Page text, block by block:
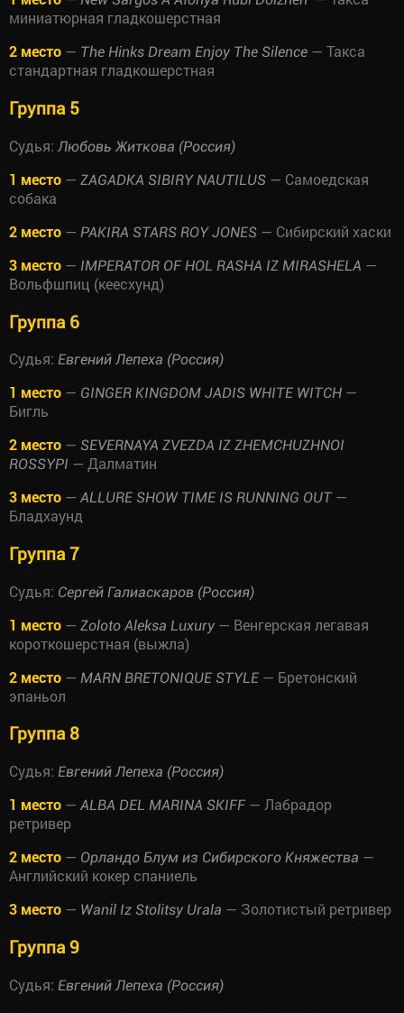
миниатюрная гладкошерстная
2 место — The Hinks Dream Enjoy The Silence — Такса
стандартная гладкошерстная
Группа 5
Судья: Любовь Житкова (Россия)
1 место — ZAGADKA SIBIRY NAUTILUS — Самоедская
собака
2 место — PAKIRA STARS ROY JONES — Сибирский хаски
3 место — IMPERATOR OF HOL RASHA IZ MIRASHELA —
Вольфшпиц (кеесхунд)
Группа 6
Судья: Евгений Лепеха (Россия)
1 место — GINGER KINGDOM JADIS WHITE WITCH —
Бигль
2 место — SEVERNAYA ZVEZDA IZ ZHEMCHUZHNOI
ROSSYPI — Далматин
3 место — ALLURE SHOW TIME IS RUNNING OUT—
Бладхаунд
Группа 7
Судья: Сергей Галиаскаров (Россия)
1 место — Zoloto Aleksa Luxury — Венгерская легавая
короткошерстная (выжла)
2 место — MARN BRETONIQUE STYLE — Бретонский
эпаньол
Группа 8
Судья: Евгений Лепеха (Россия)
1 место — ALBA DEL MARINA SKIFF— Лабрадор
ретривер
2 место — Орландо Блум из Сибирского Княжества —
Английский кокер спаниель
3 место — Wanil Iz Stolitsy Urala — Золотистый ретривер
Группа 9
Судья: Евгений Лепеха (Россия)